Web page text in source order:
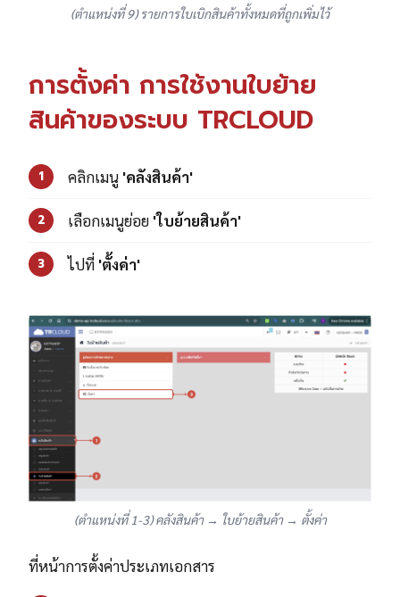
(ตำแหน่งที่ 9) รายการใบเบิกสินค้าทั้งหมดที่ถูกเพิ่มไว้
การตั้งค่า การใช้งานใบย้าย
สินค้าของระบบ TRCLOUD
1 คลิกเมนู 'คลังสินค้า'
2 เลือกเมนูย่อย 'ใบย้ายสินค้า'
3 ไปที่ 'ตั้งค่า'
(ตำแหน่งที่ 1-3) คลังสินค้า → ใบย้ายสินค้า → ตั้งค่า
ที่หน้าการตั้งค่าประเภทเอกสาร